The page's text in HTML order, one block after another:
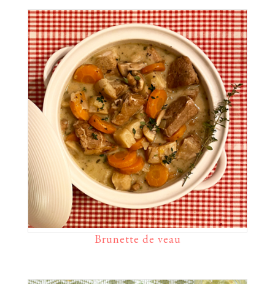
Brunette de veau